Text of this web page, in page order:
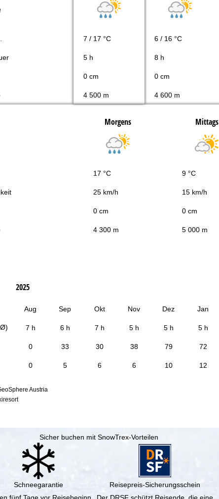
7 / 17 °C 6 / 16 °C
5 h 8 h
0 cm 0 cm
4 500 m 4 600 m
Morgens Mittags
17 °C 9 °C
25 km/h 15 km/h
0 cm 0 cm
4 300 m 5 000 m
2025
Aug Sep Okt Nov Dez Jan
7 h 6 h 7 h 5 h 5 h 5 h
0 33 30 38 79 72
0 5 6 6 10 12
Austria
Sicher buchen mit SnowTrex-Vorteilen
Schneegarantie
Reisepreis-Sicherungsschein